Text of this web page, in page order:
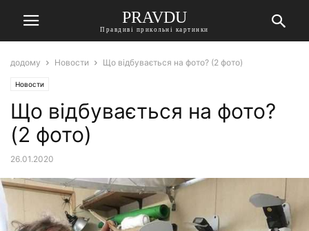
PRAVDU
Правдиві прикольні картинки
додому Новости Що відбувається на фото? (2 фото)
Новости
Що відбувається на фото?
(2 фото)
26.01.2020